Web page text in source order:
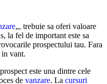
„, trebuie sa oferi valoare
la fel de important este sa
prospectului tau. Fara
in vant.
este una dintre cele
de vanzare. La cursuri